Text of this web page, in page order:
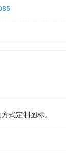
式定制图标。